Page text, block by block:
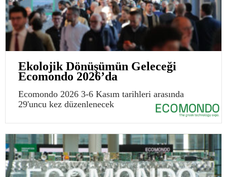
Ekolojik Dönüşümün Geleceği
Ecomondo 2026’da
Ecomondo 2026 3-6 Kasım tarihleri arasında
29'uncu kez düzenlenecek